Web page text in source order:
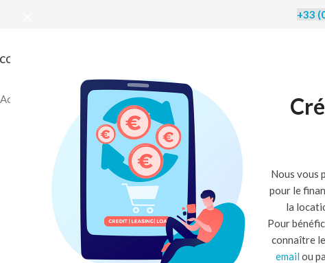
Nous vous
pour le
la
Pour
connaître
emailou
+33
Accueil Réfrigération Chambre froide avec groupe frigorifique /